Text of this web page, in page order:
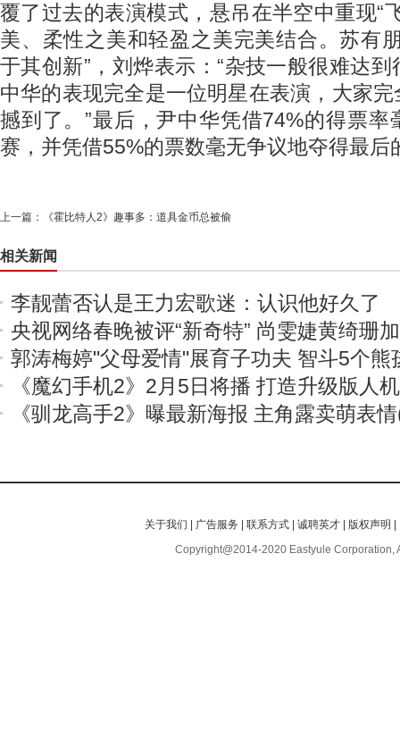
覆了过去的表演模式，悬吊在半空中重现“
美、柔性之美和轻盈之美完美结合。苏有
于其创新”，刘烨表示：“杂技一般很难达
中华的表现完全是一位明星在表演，大家
撼到了。”最后，尹中华凭借74%的得票率
赛，并凭借55%的票数毫无争议地夺得最后
上一篇： 《霍比特人2》趣事多：道具金币总被偷
相关新闻
李靓蕾否认是王力宏歌迷：认识他好久了
央视网络春晚被评“新奇特” 尚雯婕黄绮珊
郭涛梅婷"父母爱情"展育子功夫 智斗5个熊
《魔幻手机2》2月5日将播 打造升级版人
《驯龙高手2》曝最新海报 主角露卖萌表
关于我们 广告服务 |联系方式 |诚聘英才 版权声明
Copyright@2014-2020 Eastyule